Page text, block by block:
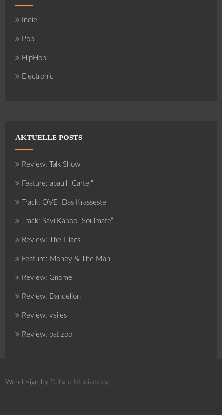
Indie
Pop
HipHop
Electronic
AKTUELLE POSTS
Review: Talk Show
Feature: apaull „Cartel“
Track: OVE „Das Krasseste“
Track: Savi Kaboo „Soulmate“
Review: The Lilacs
Feature: Money & The Man
Review: Gnome
Review: Dandelion
Review: veiles
Review: bat zoo
Webdesign by Delight Mediadesign